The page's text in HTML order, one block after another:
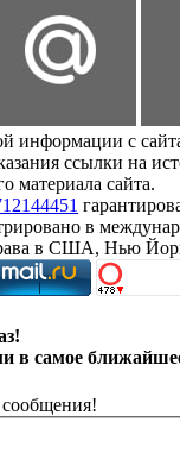
информации с
ссылки на
материала сайта.
в
в США, Нью
в самое
сообщения!